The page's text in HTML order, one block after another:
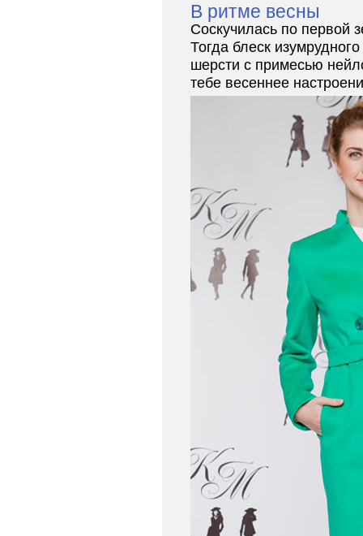
В ритме весны
Соскучилась по первой
Тогда блеск
шерсти с примесью
тебе весеннее